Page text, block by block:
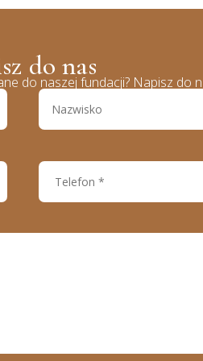
do nas
do naszej fundacji? Napisz do